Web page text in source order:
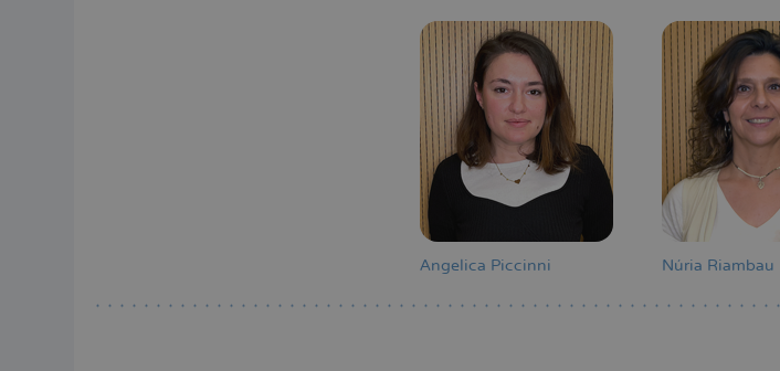
Angelica Piccinni Núria Riambau